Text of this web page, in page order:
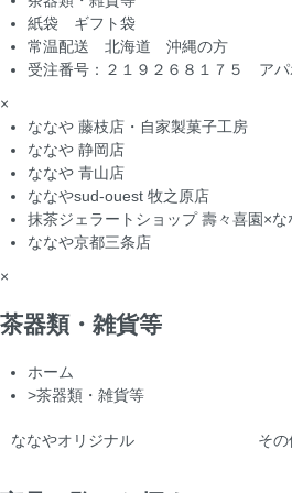
紙袋 ギフト袋
常温配送 北海道 沖縄の方
受注番号：２１９２６８１７５ ア
×
ななや 藤枝店・自家製菓子工房
ななや 静岡店
ななや 青山店
ななやsud-ouest 牧之原店
抹茶ジェラートショップ 壽々喜園×
ななや京都三条店
×
茶器類・雑貨等
ホーム
>茶器類・雑貨等
ななやオリジナル そ